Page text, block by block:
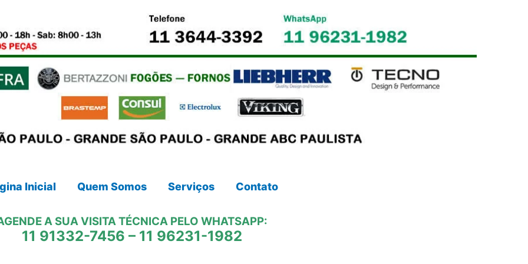
Inicial Quem Somos Serviços Contato
A SUA VISITA TÉCNICA PELO WHATSAPP:
11 91332-7456 – 11 96231-1982